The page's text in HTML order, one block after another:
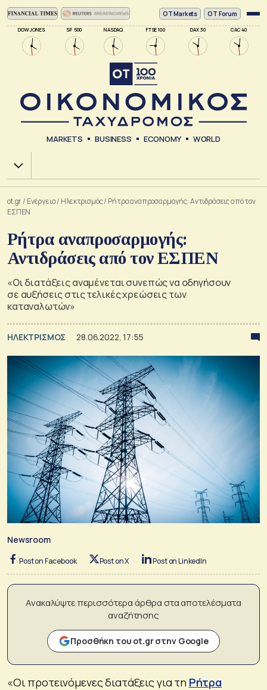
DOW JONES SP 500 NASDAQ FTSE 100 DAX 30 CAC 40
ΟΤ Markets OT Forum
MARKETS BUSINESS ECONOMY WORLD
Χ.Α.
ot.gr/ Ενέργεια/ Ηλεκτρισμός/ Ρήτρα αναπροσαρμογής: Αντιδράσεις από τον
ΕΣΠΕΝ
Ρήτρα αναπροσαρμογής:
Αντιδράσεις από τον ΕΣΠΕΝ
«Οι διατάξεις αναμένεται συνεπώς να οδηγήσουν
σε αυξήσεις στις τελικές χρεώσεις των
καταναλωτών»
ΗΛΕΚΤΡΙΣΜΟΣ 28.06.2022, 17:55
Newsroom
Post on Facebook Post on X Post on LinkedIn
Ανακαλύψτε περισσότερα άρθρα στα αποτελέσματα
αναζήτησης
Προσθήκη του ot.gr στην Google
«Οι προτεινόμενες διατάξεις για τη Ρήτρα